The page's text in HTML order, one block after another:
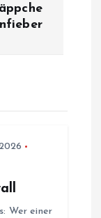
nfieber
Wer einer